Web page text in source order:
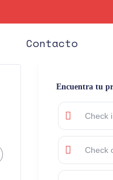
Contacto
Huéspedes
Encuentra tu